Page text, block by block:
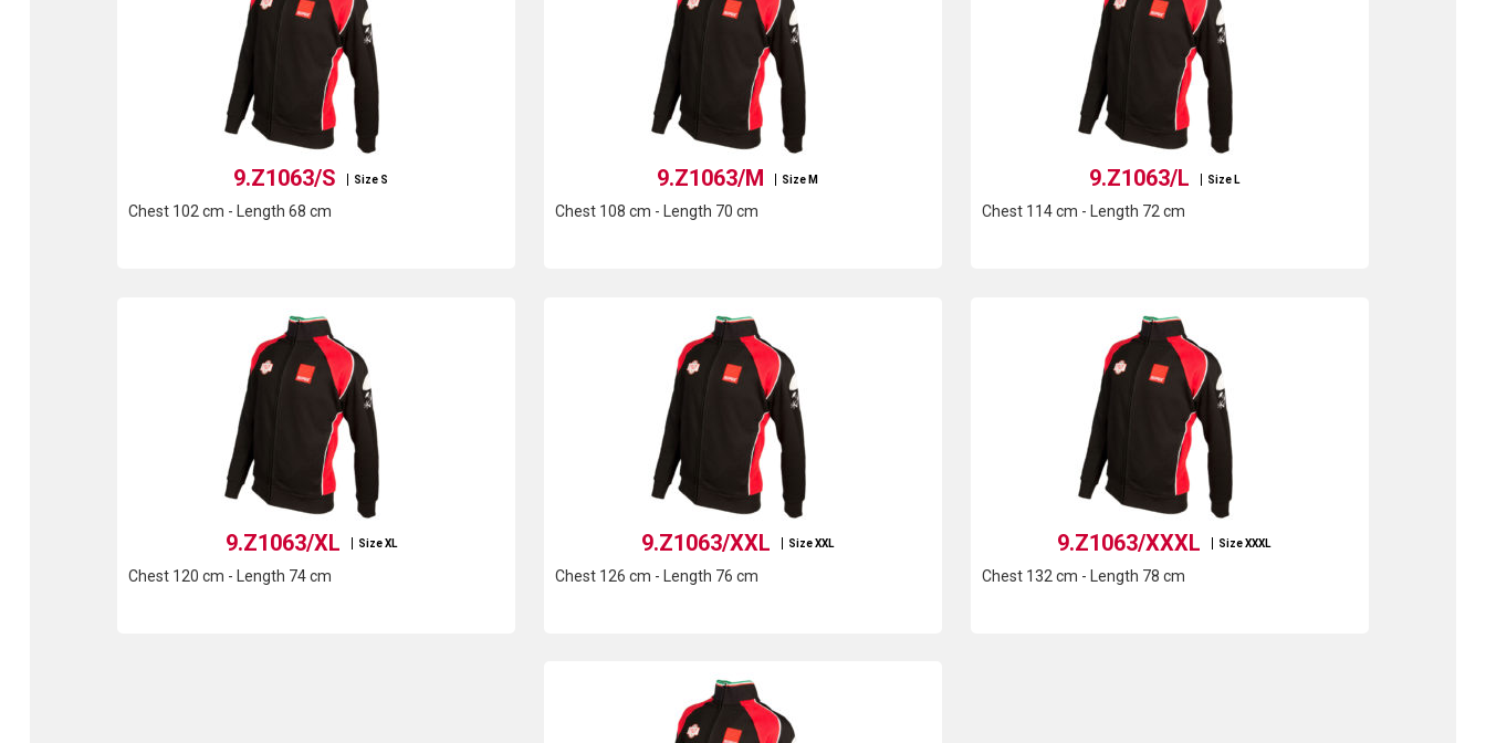
9.Z1063/S Size S
Chest 102 cm - Length 68 cm
9.Z1063/M Size M
Chest 108 cm - Length 70 cm
9.Z1063/L Size L
Chest 114 cm - Length 72 cm
9.Z1063/XL Size XL
Chest 120 cm - Length 74 cm
9.Z1063/XXL Size XXL
Chest 126 cm - Length 76 cm
9.Z1063/XXXL Size XXXL
Chest 132 cm - Length 78 cm